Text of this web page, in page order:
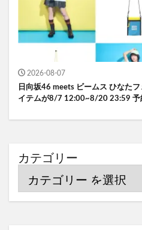
2026-08-07
日向坂46 meets ビームス ひなた
イテムが8/7 12:00~8/20 23:59 予
カテゴリー